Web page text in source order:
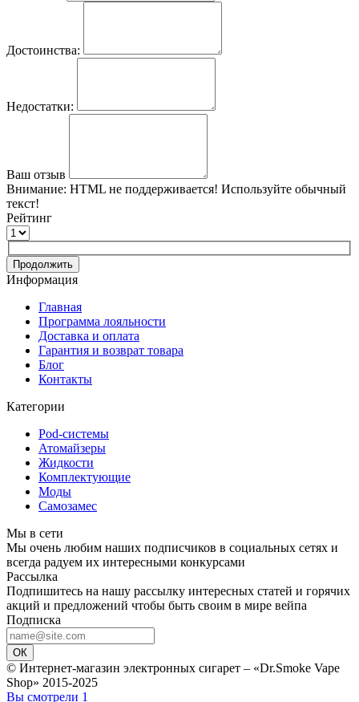
Достоинства:
Недостатки:
Ваш отзыв
Внимание: HTML не поддерживается! Используйте обычный
текст!
Рейтинг
Продолжить
Информация
Главная
Программа лояльности
Доставка и оплата
Гарантия и возврат товара
Блог
Контакты
Категории
Pod-системы
Атомайзеры
Жидкости
Комплектующие
Моды
Самозамес
Мы в сети
Мы очень любим наших подписчиков в социальных сетях и
всегда радуем их интересными конкурсами
Рассылка
Подпишитесь на нашу рассылку интересных статей и горячих
акций и предложений чтобы быть своим в мире вейпа
Подписка
ОК
© Интернет-магазин электронных сигарет – «Dr.Smoke Vape
Shop» 2015-2025
Вы смотрели 1